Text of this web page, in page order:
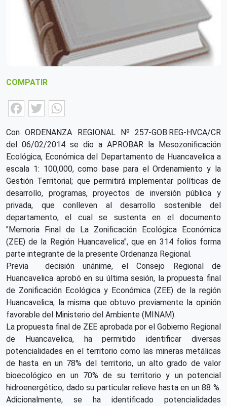
COMPATIR
Facebook
Twitter
Con ORDENANZA REGIONAL Nº 257-GOB.REG-HVCA/CR
del 06/02/2014 se dio a APROBAR la Mesozonificación
Ecológica, Económica del Departamento de Huancavelica a
escala 1: 100,000, como base para el Ordenamiento y la
Gestión Territorial; que permitirá implementar políticas de
desarrollo, programas, proyectos de inversión pública y
privada, que conlleven al desarrollo sostenible del
departamento, el cual se sustenta en el documento
"Memoria Final de La Zonificación Ecológica Económica
(ZEE) de la Región Huancavelica", que en 314 folios forma
parte integrante de la presente Ordenanza Regional.
Previa decisión unánime, el Consejo Regional de
Huancavelica aprobó en su última sesión, la propuesta final
de Zonificación Ecológica y Económica (ZEE) de la región
Huancavelica, la misma que obtuvo previamente la opinión
favorable del Ministerio del Ambiente (MINAM).
La propuesta final de ZEE aprobada por el Gobierno Regional
de Huancavelica, ha permitido identificar diversas
potencialidades en el territorio como las mineras metálicas
de hasta en un 78% del territorio, un alto grado de valor
bioecológico en un 70% de su territorio y un potencial
hidroenergético, dado su particular relieve hasta en un 88 %.
Adicionalmente, se ha identificado potencialidades